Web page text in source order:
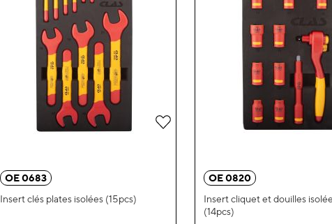
OE 0683
Insert clés plates isolées (15pcs)
Ajouter
OE 0820
Insert cliquet et douilles
(14pcs)